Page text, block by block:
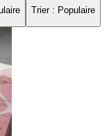
Trier : Populaire